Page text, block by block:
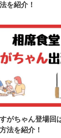
を紹介！
がちゃん登場回
法を紹介！